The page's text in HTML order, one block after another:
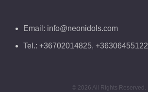
Email: info@neonidols.com
Tel.: +36702014825, +36306455122
© 2026 All Rights Reserved.